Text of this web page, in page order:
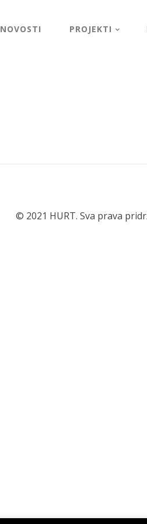
NOVOSTI PROJEKTI
© 2021 HURT. Sva prava